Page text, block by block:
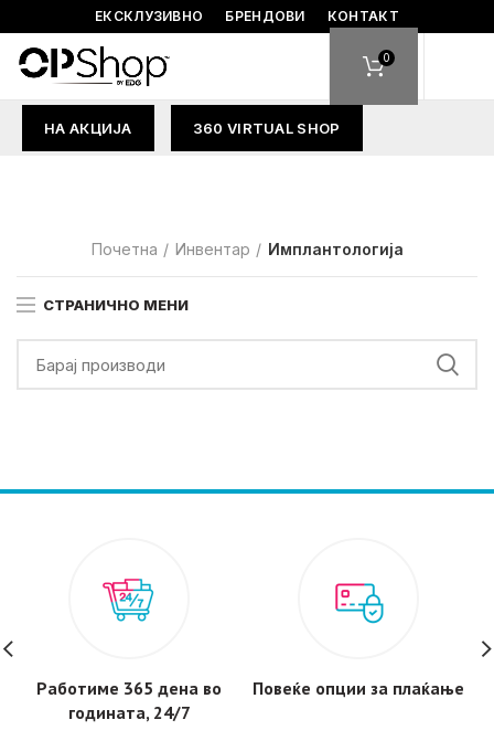
ЕКСКЛУЗИВНО БРЕНДОВИ КОНТАКТ
0
НА АКЦИЈА 360 VIRTUAL SHOP
Почетна Инвентар Имплантологија
СТРАНИЧНО МЕНИ
Работиме 365 дена во
годината, 24/7
Повеќе опции за плаќање